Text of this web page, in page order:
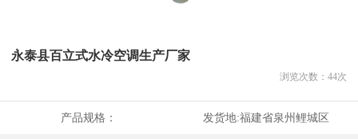
永泰县百立式水冷空调生产厂家
浏览次数： 44次
产品规格： 发货地:福建省泉州鲤城区